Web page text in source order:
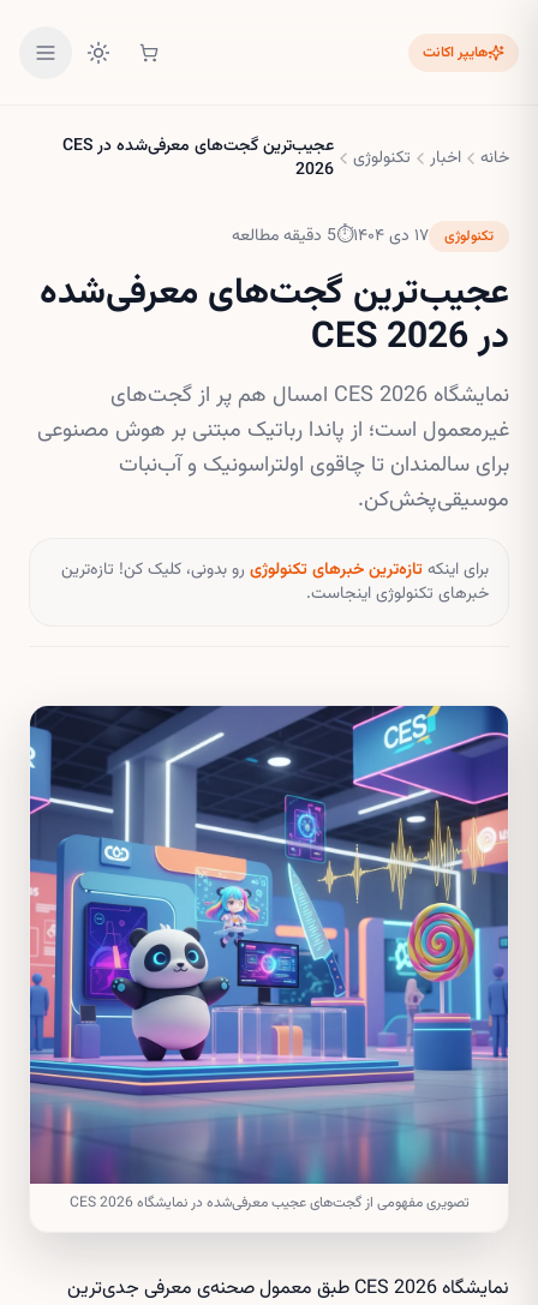
هایپر اکانت
خانه اخبار تکنولوژی
عجیب‌ترین گجت‌های معرفی‌شده در CES
2026
تکنولوژی ۱۷ دی ۱۴۰۴ ⏱
5 دقیقه مطالعه
عجیب‌ترین گجت‌های معرفی‌شده
در CES 2026
نمایشگاه CES 2026 امسال هم پر از گجت‌های
غیرمعمول است؛ از پاندا رباتیک مبتنی بر هوش مصنوعی
برای سالمندان تا چاقوی اولتراسونیک و آب‌نبات
موسیقی‌پخش‌کن.
برای اینکهتازه‌ترین خبرهای تکنولوژی رو بدونی، کلیک کن! تازه‌ترین
خبرهای تکنولوژی اینجاست.
تصویری مفهومی از گجت‌های عجیب معرفی‌شده در نمایشگاه CES 2026
نمایشگاه CES 2026 طبق معمول صحنه‌ی معرفی جدی‌ترین